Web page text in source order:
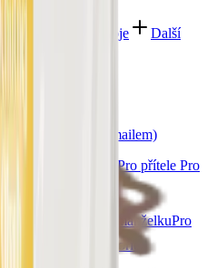
Ostatní nápoje
Další
(okamžitě e-mailem)
Pro přítele Pro
Pro manželkuPro
Další kategorie